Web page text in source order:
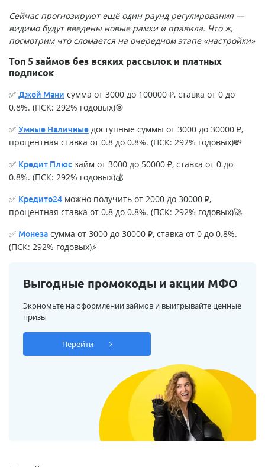
Сейчас прогнозируют ещё один раунд регулирования —
видимо будут введены новые рамки и правила. Что ж,
посмотрим что сломается на очередном этапе «настройки»
Топ 5 займов без всяких рассылок и платных
подписок
✅ Джой Мани сумма от 3000 до 100000 ₽, ставка от 0 до
0.8%. (ПСК: 292% годовых)🎯
✅ Умные Наличные доступные суммы от 3000 до 30000 ₽,
процентная ставка от 0.8 до 0.8%. (ПСК: 292% годовых)💸
✅ Кредит Плюс займ от 3000 до 50000 ₽, ставка от 0 до
0.8%. (ПСК: 292% годовых)💰
✅ Кредито24 можно получить от 2000 до 30000 ₽,
процентная ставка от 0.8 до 0.8%. (ПСК: 292% годовых)🚀
✅ Монеза сумма от 3000 до 30000 ₽, ставка от 0 до 0.8%.
(ПСК: 292% годовых)⚡
Выгодные промокоды и акции МФО
Экономьте на оформлении займов и выигрывайте ценные
призы
Перейти